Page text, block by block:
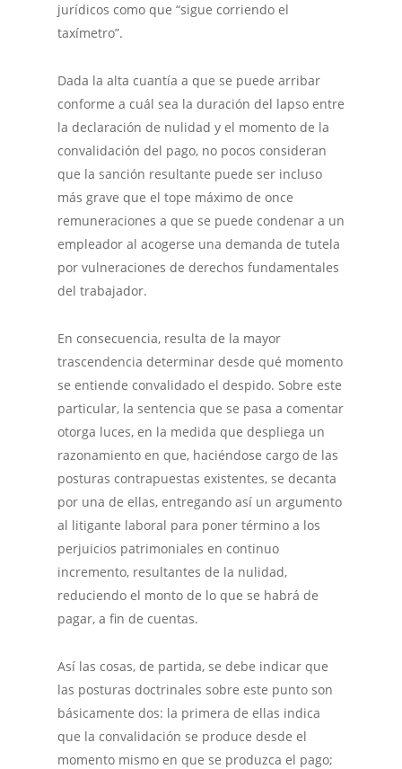
jurídicos como que “sigue corriendo el
taxímetro”.
Dada la alta cuantía a que se puede arribar
conforme a cuál sea la duración del lapso entre
la declaración de nulidad y el momento de la
convalidación del pago, no pocos consideran
que la sanción resultante puede ser incluso
más grave que el tope máximo de once
remuneraciones a que se puede condenar a un
empleador al acogerse una demanda de tutela
por vulneraciones de derechos fundamentales
del trabajador.
En consecuencia, resulta de la mayor
trascendencia determinar desde qué momento
se entiende convalidado el despido. Sobre este
particular, la sentencia que se pasa a comentar
otorga luces, en la medida que despliega un
razonamiento en que, haciéndose cargo de las
posturas contrapuestas existentes, se decanta
por una de ellas, entregando así un argumento
al litigante laboral para poner término a los
perjuicios patrimoniales en continuo
incremento, resultantes de la nulidad,
reduciendo el monto de lo que se habrá de
pagar, a fin de cuentas.
Así las cosas, de partida, se debe indicar que
las posturas doctrinales sobre este punto son
básicamente dos: la primera de ellas indica
que la convalidación se produce desde el
momento mismo en que se produzca el pago;